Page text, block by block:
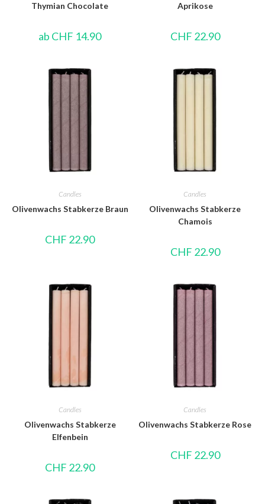
Thymian Chocolate
ab CHF 14.90
Aprikose
CHF 22.90
Candles
Olivenwachs Stabkerze Braun
CHF 22.90
Candles
Olivenwachs Stabkerze
Chamois
CHF 22.90
Candles
Olivenwachs Stabkerze
Elfenbein
CHF 22.90
Candles
Olivenwachs Stabkerze Rose
CHF 22.90